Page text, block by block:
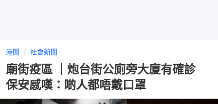
港聞 社會新聞
廟街疫區 ｜炮台街公廁旁大廈有確診
保安感嘆：啲人都唔戴口罩